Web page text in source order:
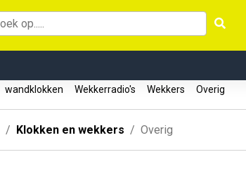
wandklokken Wekkerradio's Wekkers Overig
Klokken en wekkers Overig